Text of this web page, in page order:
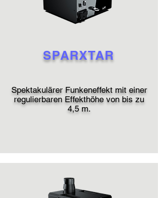
SPARXTAR
Spektakulärer Funkeneffekt mit einer
regulierbaren Effekthöhe von bis zu
4,5 m.